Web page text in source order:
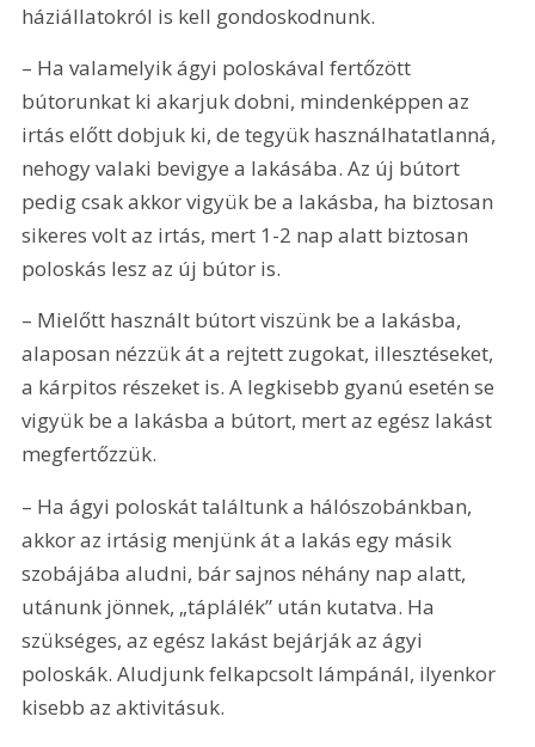
háziállatokról is kell gondoskodnunk.
– Ha valamelyik ágyi poloskával fertőzött
bútorunkat ki akarjuk dobni, mindenképpen az
irtás előtt dobjuk ki, de tegyük használhatatlanná,
nehogy valaki bevigye a lakásába. Az új bútort
pedig csak akkor vigyük be a lakásba, ha biztosan
sikeres volt az irtás, mert 1-2 nap alatt biztosan
poloskás lesz az új bútor is.
– Mielőtt használt bútort viszünk be a lakásba,
alaposan nézzük át a rejtett zugokat, illesztéseket,
a kárpitos részeket is. A legkisebb gyanú esetén se
vigyük be a lakásba a bútort, mert az egész lakást
megfertőzzük.
– Ha ágyi poloskát találtunk a hálószobánkban,
akkor az irtásig menjünk át a lakás egy másik
szobájába aludni, bár sajnos néhány nap alatt,
utánunk jönnek, „táplálék” után kutatva. Ha
szükséges, az egész lakást bejárják az ágyi
poloskák. Aludjunk felkapcsolt lámpánál, ilyenkor
kisebb az aktivitásuk.